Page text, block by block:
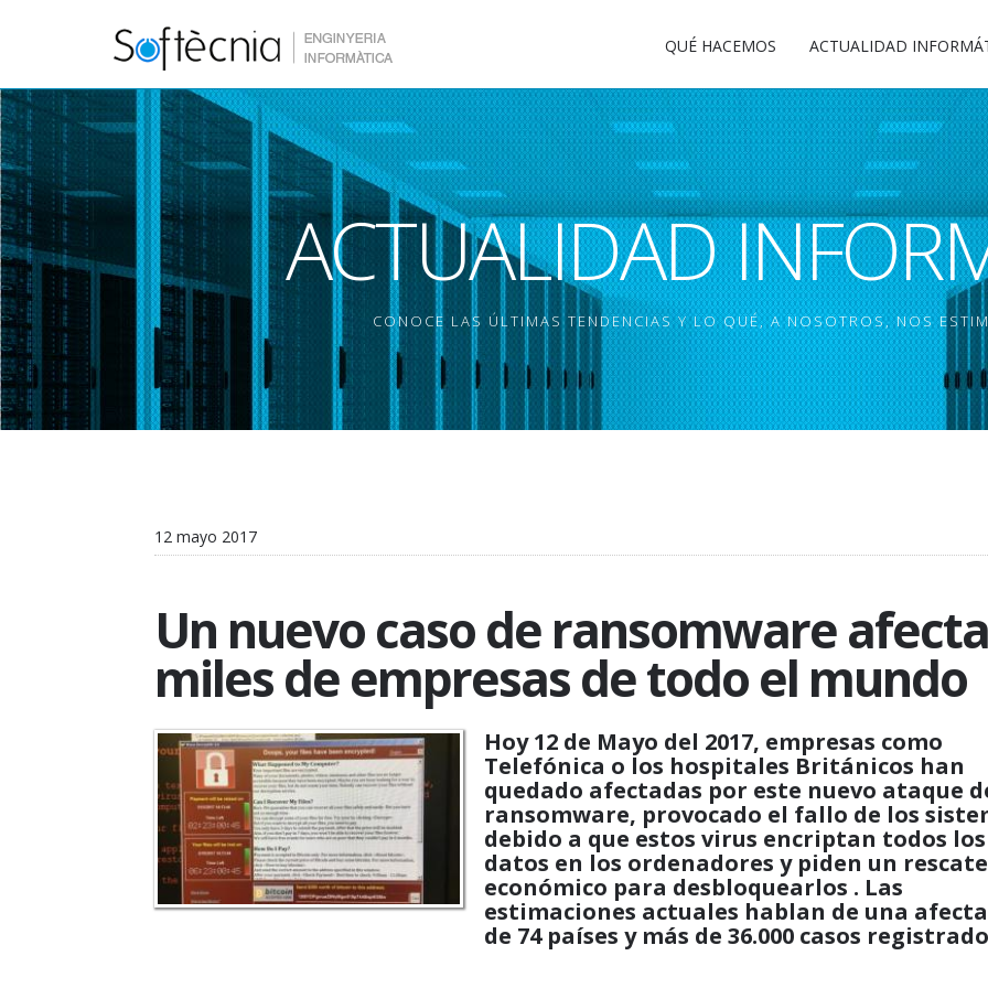
QUÉ HACEMOS ACTUALIDAD
ACTUALIDAD
CONOCE LAS ÚLTIMAS TENDENCIAS Y LO QUÉ, A NOSOTROS, NOS
12 mayo 2017
Un nuevo caso de ransomware
miles de empresas de todo el mundo
Hoy 12 de Mayo del 2017, empresas como
Telefónica o los hospitales Británicos han
quedado afectadas por este nuevo ataque
ransomware, provocado el fallo de los
debido a que estos virus encriptan todos los
datos en los ordenadores y piden un rescate
económico para desbloquearlos . Las
estimaciones actuales hablan de una
de 74 países y más de 36.000 casos